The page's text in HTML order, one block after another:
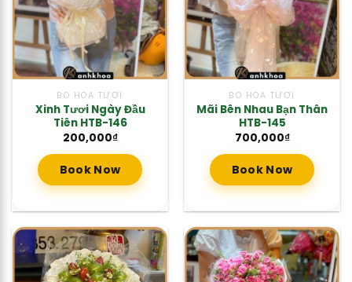
BÓ HOA TƯƠI
Xinh Tươi Ngày Đầu
Tiên HTB-146
200,000₫
Book Now
BÓ HOA TƯƠI
Mãi Bên Nhau Bạn Thân
HTB-145
700,000₫
Book Now